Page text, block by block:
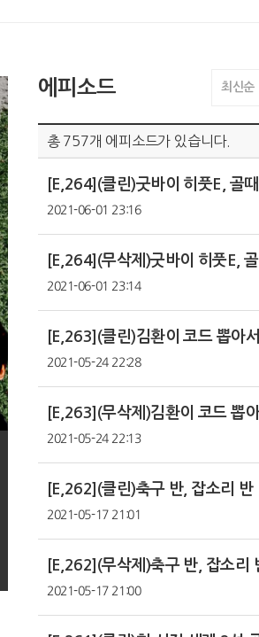
에피소드 최신순
총 757개 에피소드가 있습니다.
2021-06-01 23:16
2021-06-01 23:14
2021-05-24 22:28
2021-05-24 22:13
[E,262](클린)축구 반, 잡소리 반
2021-05-17 21:01
[E,262](무삭제)축구 반, 잡소리
2021-05-17 21:00